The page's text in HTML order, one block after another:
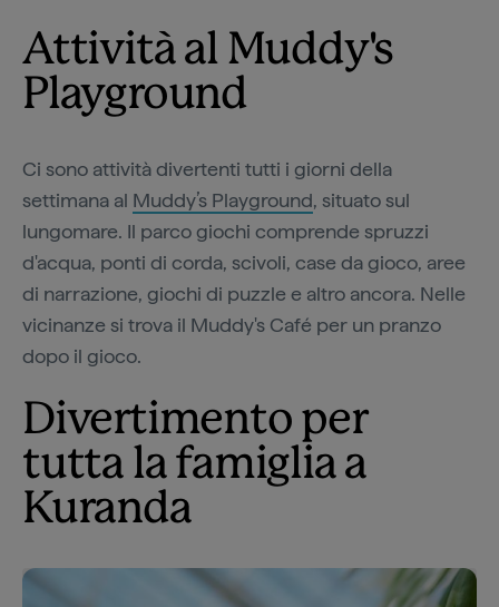
Attività al Muddy's
Playground
Ci sono attività divertenti tutti i giorni della
settimana al Muddy’s Playground, situato sul
lungomare. Il parco giochi comprende spruzzi
d'acqua, ponti di corda, scivoli, case da gioco, aree
di narrazione, giochi di puzzle e altro ancora. Nelle
vicinanze si trova il Muddy's Café per un pranzo
dopo il gioco.
Divertimento per
tutta la famiglia a
Kuranda